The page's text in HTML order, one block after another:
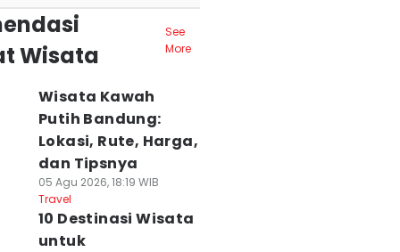
Wisata
See
More
Wisata Kawah
Putih Bandung:
Lokasi, Rute, Harga,
dan Tipsnya
05 Agu 2026, 18:19 WIB
Travel
10 Destinasi Wisata
untuk